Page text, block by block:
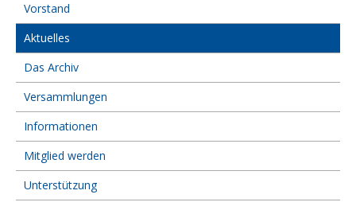
Vorstand
Aktuelles
Das Archiv
Versammlungen
Informationen
Mitglied werden
Unterstützung